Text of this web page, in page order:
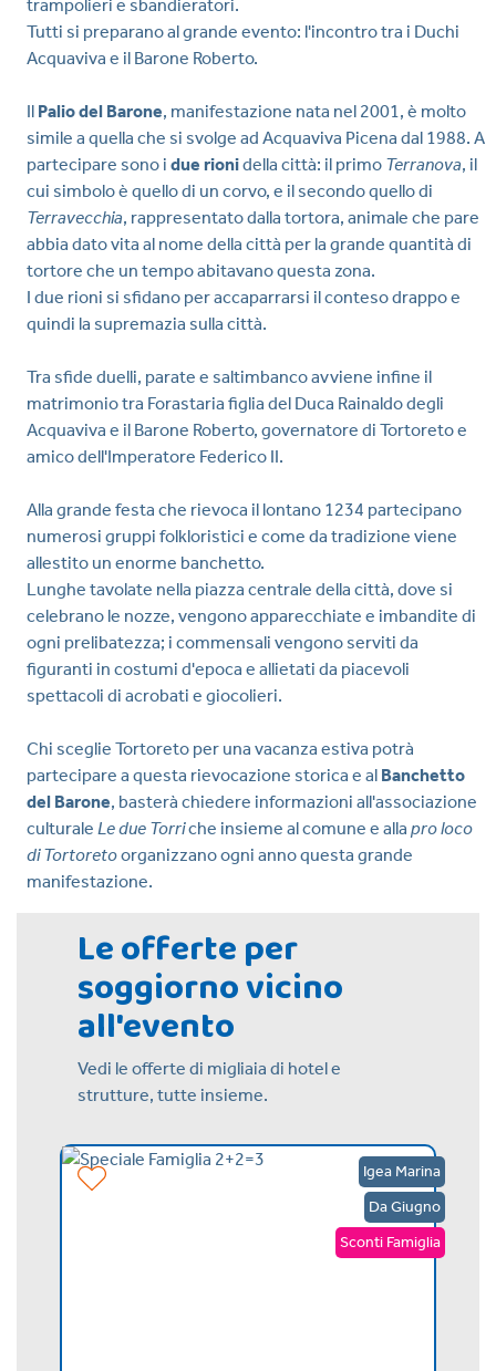
trampolieri e sbandieratori.
Tutti si preparano al grande evento: l'incontro tra i Duchi
Acquaviva e il Barone Roberto.
Il Palio del Barone, manifestazione nata nel 2001, è molto
simile a quella che si svolge ad Acquaviva Picena dal 1988. A
partecipare sono i due rionidella città: il primo Terranova, il
cui simbolo è quello di un corvo, e il secondo quello di
Terravecchia, rappresentato dalla tortora, animale che pare
abbia dato vita al nome della città per la grande quantità di
tortore che un tempo abitavano questa zona.
I due rioni si sfidano per accaparrarsi il conteso drappo e
quindi la supremazia sulla città.
Tra sfide duelli, parate e saltimbanco avviene infine il
matrimonio tra Forastaria figlia del Duca Rainaldo degli
Acquaviva e il Barone Roberto, governatore di Tortoreto e
amico dell'Imperatore Federico II.
Alla grande festa che rievoca il lontano 1234 partecipano
numerosi gruppi folkloristici e come da tradizione viene
allestito un enorme banchetto.
Lunghe tavolate nella piazza centrale della città, dove si
celebrano le nozze, vengono apparecchiate e imbandite di
ogni prelibatezza; i commensali vengono serviti da
figuranti in costumi d'epoca e allietati da piacevoli
spettacoli di acrobati e giocolieri.
Chi sceglie Tortoreto per una vacanza estiva potrà
partecipare a questa rievocazione storica e al Banchetto
del Barone, basterà chiedere informazioni all'associazione
culturale Le due Torriche insieme al comune e alla pro loco
di Tortoretoorganizzano ogni anno questa grande
manifestazione.
Le offerte per
soggiorno vicino
all'evento
Vedi le offerte di migliaia di hotel e
strutture, tutte insieme.
Igea Marina
Da Giugno
Sconti Famiglia